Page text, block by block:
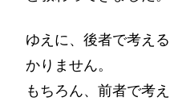
ゆえに、後者で考え
かりません。
もちろん、前者で考